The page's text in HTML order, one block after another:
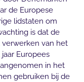
de Europese
lidstaten om
is dat de
verwerken van het
Europees
in het
gebruiken bij de